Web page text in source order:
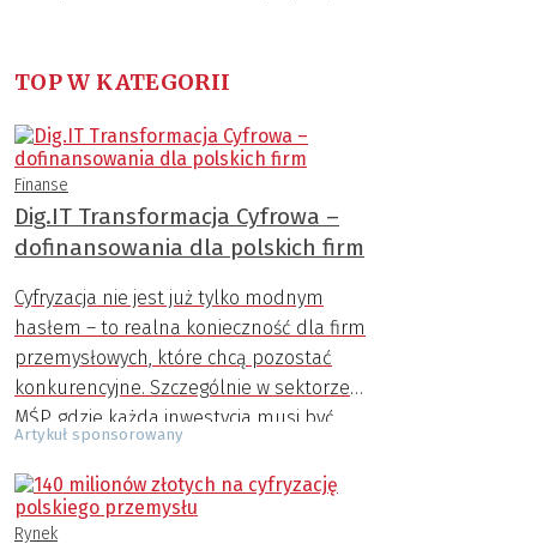
TOP W KATEGORII
Finanse
Dig.IT Transformacja Cyfrowa –
dofinansowania dla polskich firm
Cyfryzacja nie jest już tylko modnym
hasłem – to realna konieczność dla firm
przemysłowych, które chcą pozostać
konkurencyjne. Szczególnie w sektorze
MŚP, gdzie każda inwestycja musi być
dobrze przemyślana, możliwość
uzyskania zewnętrznego wsparcia
finansowego ma ogromne znaczenie.
Program Dig.IT Transformacja Cyfrowa,
Artykuł sponsorowany
Rynek